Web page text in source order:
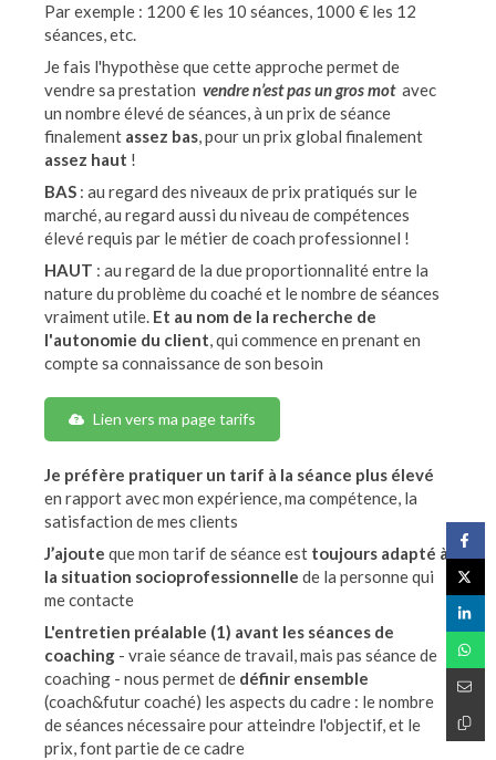
Par exemple : 1200 € les 10 séances, 1000 € les 12
séances, etc.
Je fais l'hypothèse que cette approche permet de
vendre sa prestation vendre n’est pas un gros motavec
un nombre élevé de séances, à un prix de séance
finalement assez bas, pour un prix global finalement
assez haut !
BAS : au regard des niveaux de prix pratiqués sur le
marché, au regard aussi du niveau de compétences
élevé requis par le métier de coach professionnel !
HAUT : au regard de la due proportionnalité entre la
nature du problème du coaché et le nombre de séances
vraiment utile. Et au nom de la recherche de
l'autonomie du client, qui commence en prenant en
compte sa connaissance de son besoin
Lien vers ma page tarifs
Je préfère pratiquer un tarif à la séance plus élevé
en rapport avec mon expérience, ma compétence, la
satisfaction de mes clients
J’ajoute que mon tarif de séance est toujours adapté à
la situation socioprofessionnelle de la personne qui
me contacte
L'entretien préalable (1) avant les séances de
coaching - vraie séance de travail, mais pas séance de
coaching - nous permet de définir ensemble
(coach&futur coaché) les aspects du cadre : le nombre
de séances nécessaire pour atteindre l'objectif, et le
prix, font partie de ce cadre